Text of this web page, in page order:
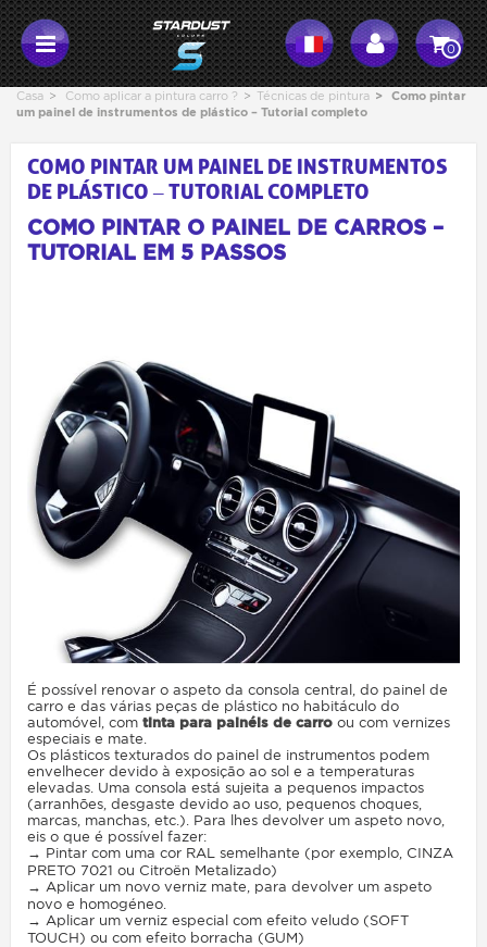
0
Casa > Como aplicar a pintura carro ? > Técnicas de pintura > Como pintar
um painel de instrumentos de plástico – Tutorial completo
COMO PINTAR UM PAINEL DE INSTRUMENTOS
DE PLÁSTICO – TUTORIAL COMPLETO
COMO PINTAR O PAINEL DE CARROS –
TUTORIAL EM 5 PASSOS
É possível renovar o aspeto da consola central, do painel de
carro e das várias peças de plástico no habitáculo do
automóvel, com tinta para painéis de carro ou com vernizes
especiais e mate.
Os plásticos texturados do painel de instrumentos podem
envelhecer devido à exposição ao sol e a temperaturas
elevadas. Uma consola está sujeita a pequenos impactos
(arranhões, desgaste devido ao uso, pequenos choques,
marcas, manchas, etc.). Para lhes devolver um aspeto novo,
eis o que é possível fazer:
→ Pintar com uma cor RAL semelhante (por exemplo, CINZA
PRETO 7021 ou Citroën Metalizado)
→ Aplicar um novo verniz mate, para devolver um aspeto
novo e homogéneo.
→ Aplicar um verniz especial com efeito veludo (SOFT
TOUCH) ou com efeito borracha (GUM)